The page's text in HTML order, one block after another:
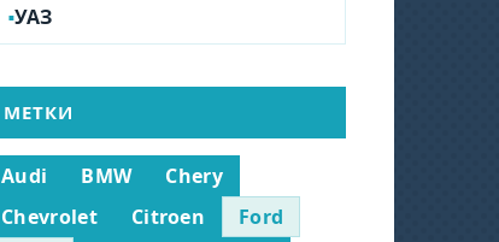
УАЗ
МЕТКИ
Audi BMW
Chery
Chevrolet
Citroen
Ford